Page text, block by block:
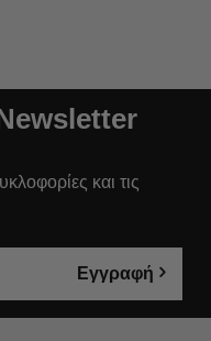
και τις
Εγγραφή